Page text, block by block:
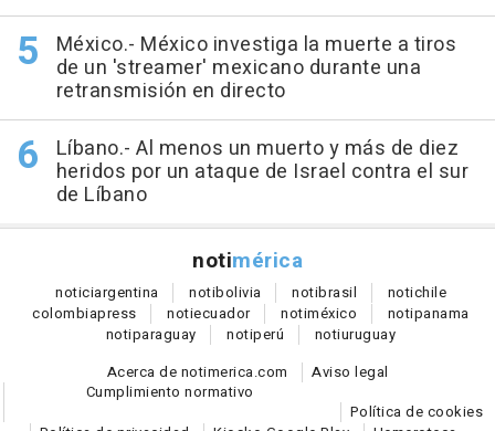
México.- México investiga la muerte a tiros
de un 'streamer' mexicano durante una
retransmisión en directo
Líbano.- Al menos un muerto y más de diez
heridos por un ataque de Israel contra el sur
de Líbano
notimérica
noticiargentina notibolivia notibrasil notichile
colombiapress notiecuador notiméxico notipanama
notiparaguay notiperú notiuruguay
Acerca de notimerica.com
Aviso legal
Cumplimiento normativo
Política de cookies